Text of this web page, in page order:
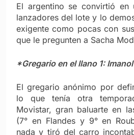
El argentino se convirtió en
lanzadores del lote y lo
exigente como pocas con
que le pregunten a Sacha
*Gregario en el llano 1:
El gregario anónimo por
lo que tenía otra
Movistar, gran baluarte en
(7° en Flandes y 9° en
nada y tiró del carro